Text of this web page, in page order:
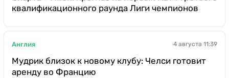
квалификационного раунда Лиги чемпионов
Англия 4 августа 11:39
Мудрик близок к новому клубу: Челси готовит
аренду во Францию